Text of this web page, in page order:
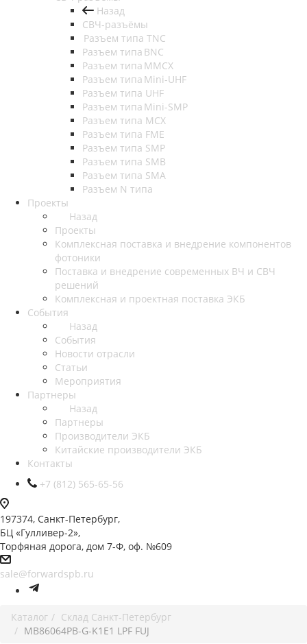
Назад
СВЧ-разъёмы
Разъем типа TNC
Разъем типа BNC
Разъем типа MMCX
Разъем типа Mini-UHF
Разъем типа UHF
Разъем типа Mini-SMP
Разъем типа MCX
Разъем типа FME
Разъем типа SMP
Разъем типа SMB
Разъем типа SMA
Разъем N типа
Проекты
Назад
Проекты
Комплексная поставка и внедрение компонентов
фотоники
Поставка и внедрение современных ВЧ и СВЧ
решений
Комплексная и проектная поставка ЭКБ
События
Назад
События
Новости отрасли
Статьи
Мероприятия
Партнеры
Назад
Партнеры
Производители ЭКБ
Китайские производители ЭКБ
Контакты
+7 (812) 565-65-56
197374, Санкт-Петербург,
БЦ «Гулливер-2»,
Торфяная дорога, дом 7-Ф, оф. №609
sale@forwardspb.ru
Каталог
Cклад Санкт-Петербург
MB86064PB-G-K1E1 LPF FUJ